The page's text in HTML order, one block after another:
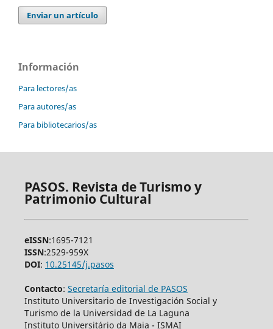
Enviar un artículo
Información
Para lectores/as
Para autores/as
Para bibliotecarios/as
PASOS. Revista de Turismo y
Patrimonio Cultural
eISSN:1695-7121
ISSN:2529-959X
DOI: 10.25145/j.pasos
Contacto: Secretaría editorial de PASOS
Instituto Universitario de Investigación Social y
Turismo de la Universidad de La Laguna
Instituto Universitário da Maia - ISMAI